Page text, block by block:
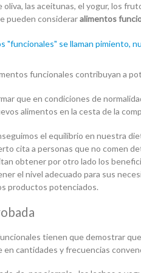
oliva, las aceitunas, el yogur, los
pueden consideraralimentos
funcionales contribuyan a
que en condiciones de
alimentos en la cesta de la
el equilibrio en nuestra
cita a personas que no comen
obtener por otro lado los
el nivel adecuado para sus
productos potenciados.
tienen que demostrar
en cantidades y frecuencias